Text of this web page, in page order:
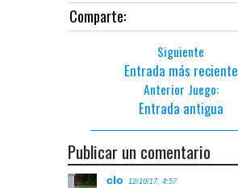
Comparte:
Siguiente
Entrada más reciente
Anterior Juego:
Entrada antigua
Publicar un comentario
clo 12/10/17, 4:57